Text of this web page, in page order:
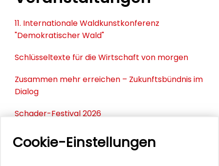
11. Internationale Waldkunstkonferenz
"Demokratischer Wald"
Schlüsseltexte für die Wirtschaft von morgen
Zusammen mehr erreichen – Zukunftsbündnis im
Dialog
Schader-Festival 2026
25. Runder Tisch Wissenschaftsstadt Darmstadt
Cookie-Einstellungen